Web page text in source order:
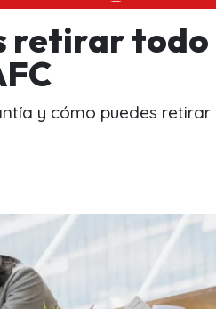
retirar todo
y cómo puedes retirar